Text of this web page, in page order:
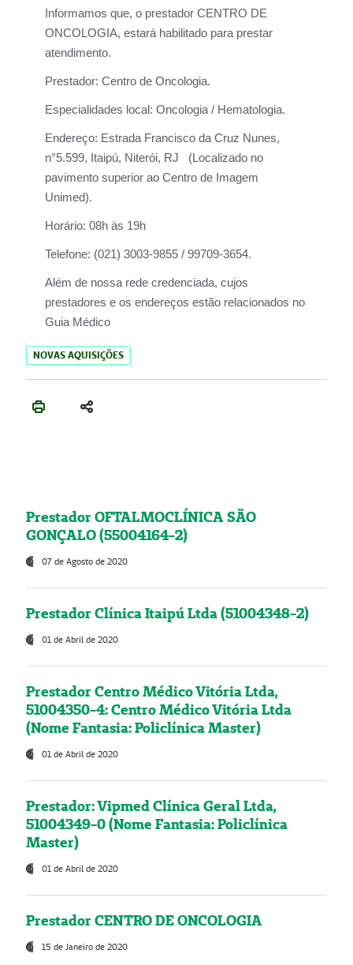
Informamos que, o prestador CENTRO DE
ONCOLOGIA, estará habilitado para prestar
atendimento.
Prestador: Centro de Oncologia.
Especialidades local: Oncologia / Hematologia.
Endereço: Estrada Francisco da Cruz Nunes,
n°5.599, Itaipú, Niterói, RJ (Localizado no
pavimento superior ao Centro de Imagem
Unimed).
Horário: 08h às 19h
Telefone: (021) 3003-9855 / 99709-3654.
Além de nossa rede credenciada, cujos
prestadores e os endereços estão relacionados no
Guia Médico
NOVAS AQUISIÇÕES
Prestador OFTALMOCLÍNICA SÃO
GONÇALO (55004164-2)
07 de Agosto de 2020
Prestador Clínica Itaipú Ltda (51004348-2)
01 de Abril de 2020
Prestador Centro Médico Vitória Ltda,
51004350-4: Centro Médico Vitória Ltda
(Nome Fantasia: Policlínica Master)
01 de Abril de 2020
Prestador: Vipmed Clínica Geral Ltda,
51004349-0 (Nome Fantasia: Policlínica
Master)
01 de Abril de 2020
Prestador CENTRO DE ONCOLOGIA
15 de Janeiro de 2020